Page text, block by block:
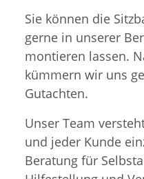
Sie können die
gerne in unserer
montieren lassen.
kümmern wir uns
Gutachten.
Unser Team
und jeder Kunde
Beratung für